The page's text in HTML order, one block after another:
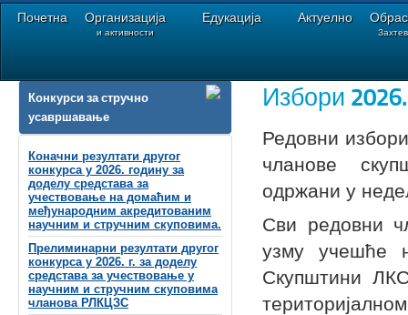
Почетна Организација
и активности
Едукација Актуелно
Конкурси за стручно
усавршавање
Коначни резултати другог
конкурса у 2026. годину за
доделу средстава за
учествовање на домаћим и
међународним акредитованим
научним и стручним скуповима.
Прелиминарни резултати другог
конкурса у 2026. г. за доделу
средстава за учествовање у
научним и стручним скуповима
чланова РЛКЦЗС
Избори
Редовни
чланове
одржани у
Сви редовни
узму учешће
Скупштини